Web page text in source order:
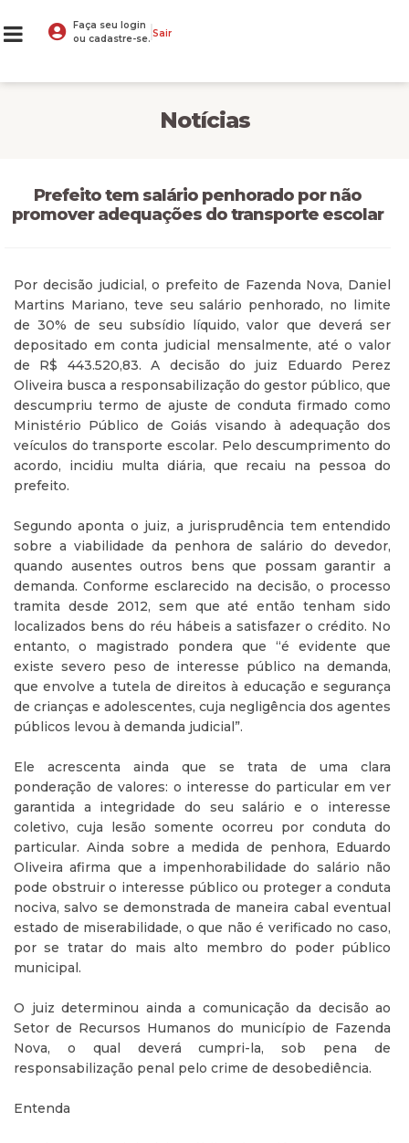
Faça seu login
ou cadastre-se. Sair
Notícias
Prefeito tem salário penhorado por não
promover adequações do transporte escolar
Por decisão judicial, o prefeito de Fazenda Nova, Daniel
Martins Mariano, teve seu salário penhorado, no limite
de 30% de seu subsídio líquido, valor que deverá ser
depositado em conta judicial mensalmente, até o valor
de R$ 443.520,83. A decisão do juiz Eduardo Perez
Oliveira busca a responsabilização do gestor público, que
descumpriu termo de ajuste de conduta firmado como
Ministério Público de Goiás visando à adequação dos
veículos do transporte escolar. Pelo descumprimento do
acordo, incidiu multa diária, que recaiu na pessoa do
prefeito.
Segundo aponta o juiz, a jurisprudência tem entendido
sobre a viabilidade da penhora de salário do devedor,
quando ausentes outros bens que possam garantir a
demanda. Conforme esclarecido na decisão, o processo
tramita desde 2012, sem que até então tenham sido
localizados bens do réu hábeis a satisfazer o crédito. No
entanto, o magistrado pondera que “é evidente que
existe severo peso de interesse público na demanda,
que envolve a tutela de direitos à educação e segurança
de crianças e adolescentes, cuja negligência dos agentes
públicos levou à demanda judicial”.
Ele acrescenta ainda que se trata de uma clara
ponderação de valores: o interesse do particular em ver
garantida a integridade do seu salário e o interesse
coletivo, cuja lesão somente ocorreu por conduta do
particular. Ainda sobre a medida de penhora, Eduardo
Oliveira afirma que a impenhorabilidade do salário não
pode obstruir o interesse público ou proteger a conduta
nociva, salvo se demonstrada de maneira cabal eventual
estado de miserabilidade, o que não é verificado no caso,
por se tratar do mais alto membro do poder público
municipal.
O juiz determinou ainda a comunicação da decisão ao
Setor de Recursos Humanos do município de Fazenda
Nova, o qual deverá cumpri-la, sob pena de
responsabilização penal pelo crime de desobediência.
Entenda